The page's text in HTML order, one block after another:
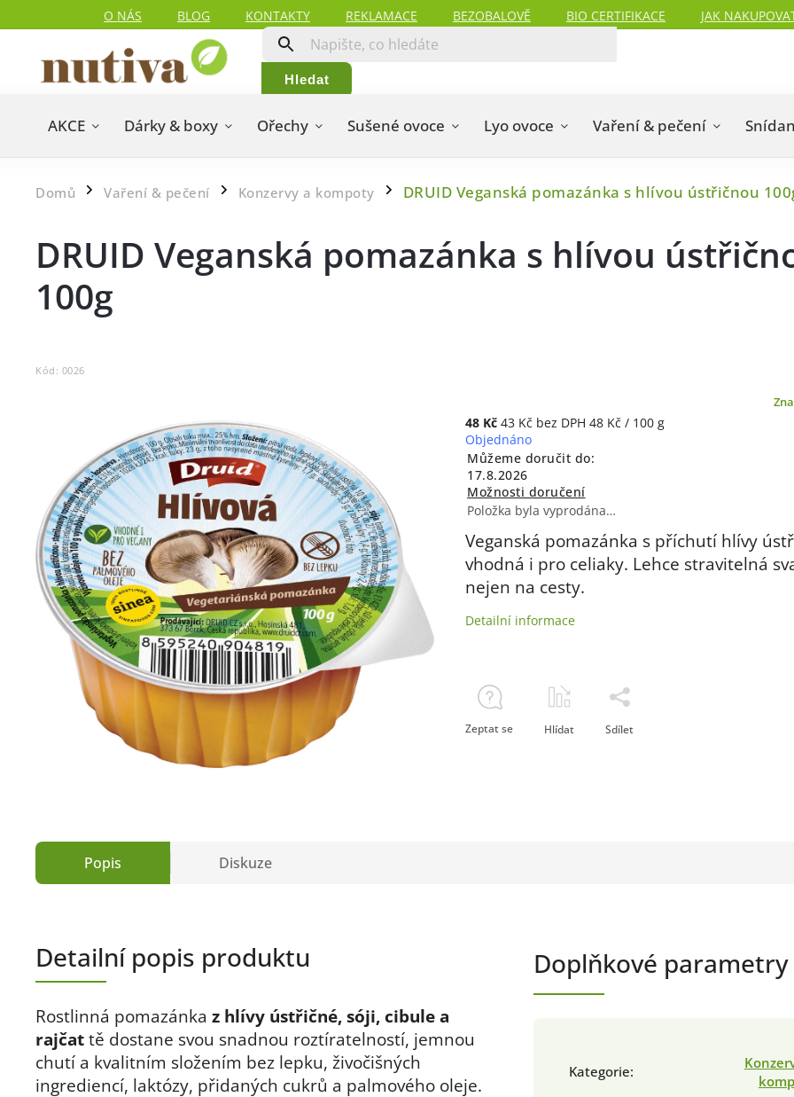
O NÁS BLOG KONTAKTY REKLAMACE BEZOBALOVĚ BIO CERTIFIKACE JAK
Hledat
AKCE Dárky & boxy Ořechy Sušené ovoce Lyo ovoce Vaření & pečení
Domů / Vaření & pečení / Konzervy a kompoty / DRUID Veganská pomazánka s hlívou ústřičnou
DRUID Veganská pomazánka s hlívou
100g
Kód: 0026
48 Kč 43 Kč bez DPH 48 Kč / 100 g
Objednáno
Můžeme doručit do:
17.8.2026
Možnosti doručení
Položka byla vyprodána…
Veganská pomazánka s příchutí hlívy
vhodná i pro celiaky. Lehce stravitelná
nejen na cesty.
Detailní informace
Zeptat se Hlídat Sdílet
Popis Diskuze
Detailní popis produktu
Rostlinná pomazánka z hlívy ústřičné, sóji, cibule a
rajčat tě dostane svou snadnou roztíratelností, jemnou
chutí a kvalitním složením bez lepku, živočišných
ingrediencí, laktózy, přidaných cukrů a palmového oleje.
Doplňkové parametry
Kategorie: